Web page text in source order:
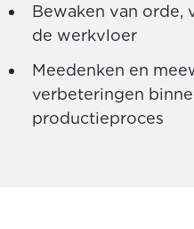
Bewaken van orde,
de werkvloer
Meedenken en
verbeteringen
productieproces